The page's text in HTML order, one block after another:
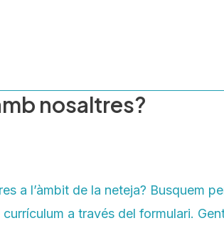
nosaltres?
a l’àmbit de la neteja? Busquem
currículum a través del formulari.